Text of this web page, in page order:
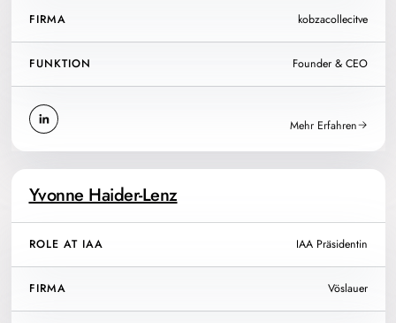
FIRMA kobzacollecitve
FUNKTION Founder & CEO
Mehr Erfahren
Yvonne Haider-Lenz
ROLE AT IAA IAA Präsidentin
FIRMA Vöslauer